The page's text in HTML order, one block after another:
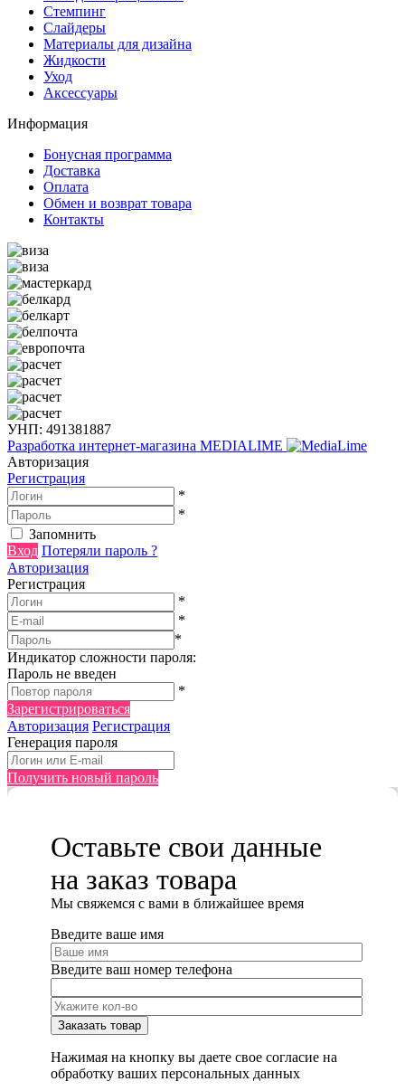
Стемпинг
Слайдеры
Материалы для дизайна
Жидкости
Уход
Аксессуары
Информация
Бонусная программа
Доставка
Оплата
Обмен и возврат товара
Контакты
УНП: 491381887
Разработка интернет-магазина MEDIALIME
Авторизация
Регистрация
*
*
Запомнить
Вход Потеряли пароль ?
Авторизация
Регистрация
*
*
*
Индикатор сложности пароля:
Пароль не введен
*
Зарегистрироваться
Авторизация Регистрация
Генерация пароля
Получить новый пароль
Оставьте свои данные
на заказ товара
Мы cвяжемся с вами в ближайшее время
Введите ваше имя
Введите ваш номер телефона
Нажимая на кнопку вы даете свое согласие на
обработку ваших персональных данных